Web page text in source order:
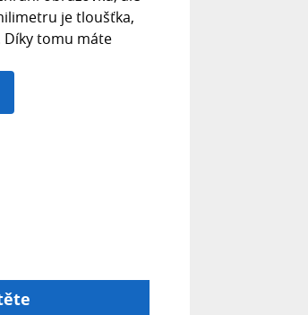
je tloušťka,
tomu máte